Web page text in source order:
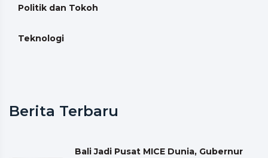
Politik dan Tokoh
Teknologi
Berita Terbaru
Bali Jadi Pusat MICE Dunia, Gubernur